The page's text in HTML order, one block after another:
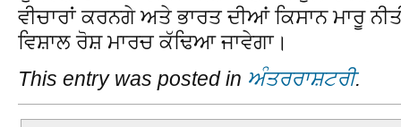
ਵੀਚਾਰਾਂ ਕਰਨਗੇ ਅਤੇ ਭਾਰਤ ਦੀਆਂ ਕਿਸਾਨ ਮਾਰੂ
ਵਿਸ਼ਾਲ ਰੋਸ਼ ਮਾਰਚ ਕੱਢਿਆ ਜਾਵੇਗਾ।
This entry was posted in ਅੰਤਰਰਾਸ਼ਟਰੀ.